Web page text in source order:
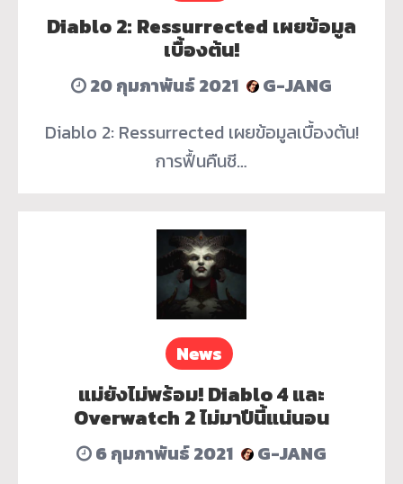
Diablo 2: Ressurrected เผยข้อมูล
เบื้องต้น!
20 กุมภาพันธ์ 2021
G-JANG
Diablo 2: Ressurrected เผยข้อมูลเบื้องต้น!
การฟื้นคืนชี…
News
แม่ยังไม่พร้อม! Diablo 4 และ
Overwatch 2 ไม่มาปีนี้แน่นอน
6 กุมภาพันธ์ 2021
G-JANG